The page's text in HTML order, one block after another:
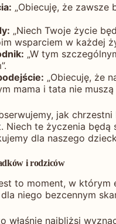
„Obiecuję, że
„Niech Twoje życie
wsparciem w każdej
„W tym
„Obiecuję, że
mama i tata nie muszą
jak
Niech te życzenia
dla naszego
i rodziców
to moment, w
niego bezcennym
właśnie najbliżsi